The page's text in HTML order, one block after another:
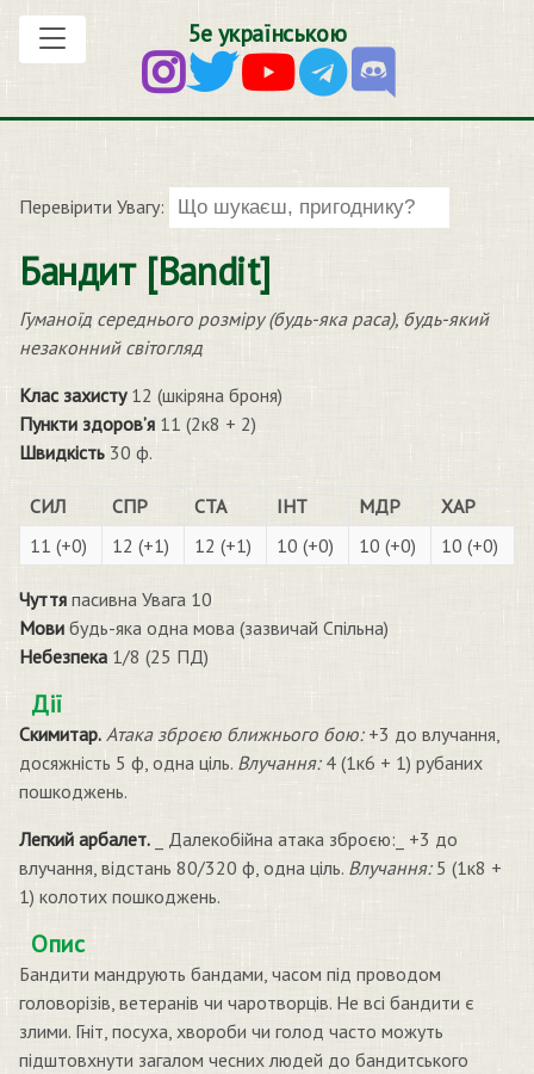
5е українською
Перевірити Увагу:
Бандит [Bandit]
Гуманоїд середнього розміру (будь-яка раса), будь-який
незаконний світогляд
Клас захисту12 (шкіряна броня)
Пункти здоров’я 11 (2к8 + 2)
Швидкість 30 ф.
СИЛ СПР СТА ІНТ МДР
ХАР
11 (+0)
12 (+1) 12 (+1) 10 (+0) 10 (+0) 10 (+0)
Чуття пасивна Увага 10
Мови будь-яка одна мова (зазвичай Спільна)
Небезпека 1/8 (25 ПД)
Дії
Скимитар. Атака зброєю ближнього бою:+3 до влучання,
досяжність 5 ф, одна ціль. Влучання:4 (1к6 + 1) рубаних
пошкоджень.
Легкий арбалет. _ Далекобійна атака зброєю:_ +3 до
влучання, відстань 80/320 ф, одна ціль. Влучання:5 (1к8 +
1) колотих пошкоджень.
Опис
Бандити мандрують бандами, часом під проводом
головорізів, ветеранів чи чаротворців. Не всі бандити є
злими. Гніт, посуха, хвороби чи голод часто можуть
підштовхнути загалом чесних людей до бандитського